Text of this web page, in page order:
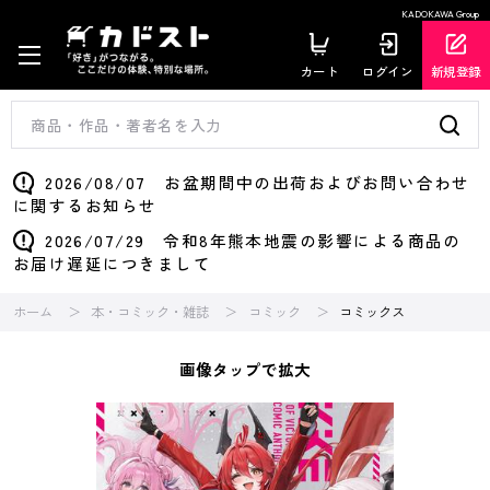
KADOKAWA Group
カート ログイン 新規登録
2026/08/07 お盆期間中の出荷およびお問い合わせ
に関するお知らせ
2026/07/29 令和8年熊本地震の影響による商品の
お届け遅延につきまして
ホーム 本・コミック・雑誌 コミック コミックス
画像タップで拡大